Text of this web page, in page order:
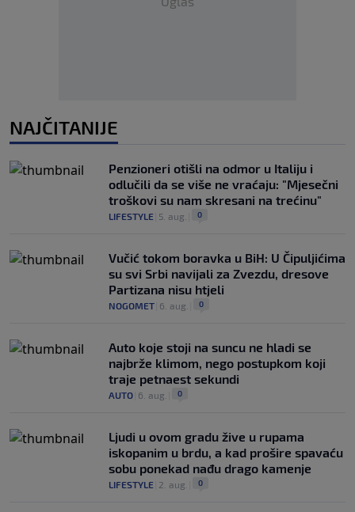
NAJČITANIJE
Penzioneri otišli na odmor u Italiju i
odlučili da se više ne vraćaju: "Mjesečni
troškovi su nam skresani na trećinu"
LIFESTYLE 5. aug. 0
Vučić tokom boravka u BiH: U Čipuljićima
su svi Srbi navijali za Zvezdu, dresove
Partizana nisu htjeli
NOGOMET 6. aug. 0
Auto koje stoji na suncu ne hladi se
najbrže klimom, nego postupkom koji
traje petnaest sekundi
AUTO 6. aug. 0
Ljudi u ovom gradu žive u rupama
iskopanim u brdu, a kad prošire spavaću
sobu ponekad nađu drago kamenje
LIFESTYLE 2. aug. 0